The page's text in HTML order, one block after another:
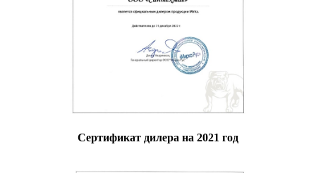
Сертификат дилера на 2021 год